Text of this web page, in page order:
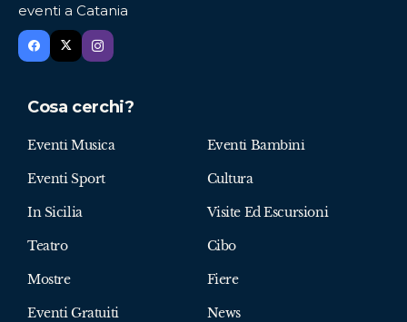
eventi a Catania
Cosa cerchi?
Eventi Musica Eventi Bambini
Eventi Sport Cultura
In Sicilia Visite Ed Escursioni
Teatro Cibo
Mostre Fiere
Eventi Gratuiti News